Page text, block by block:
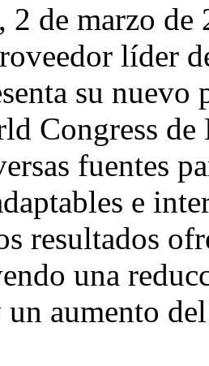
, 2 de marzo de
líder
su
Congress
fuentes
e
resultados
una
un aumento